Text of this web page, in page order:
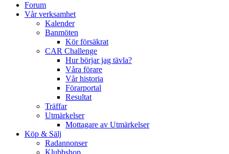
Forum
Vår verksamhet
Kalender
Banmöten
Kör försäkrat
CAR Challenge
Hur börjar jag tävla?
Våra förare
Vår historia
Förarportal
Resultat
Träffar
Utmärkelser
Mottagare av Utmärkelser
Köp & Sälj
Radannonser
Klubbshop